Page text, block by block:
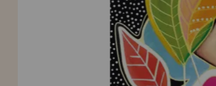
INFORMACIÓN
955 333 133